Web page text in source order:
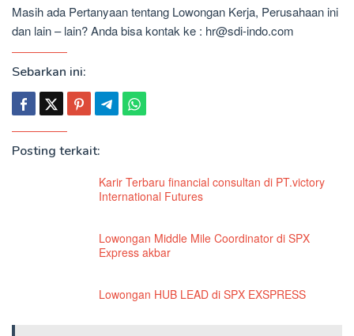
Masih ada Pertanyaan tentang Lowongan Kerja, Perusahaan ini
dan lain – lain? Anda bisa kontak ke : hr@sdi-indo.com
Sebarkan ini:
Posting terkait:
Karir Terbaru financial consultan di PT.victory
International Futures
Lowongan Middle Mile Coordinator di SPX
Express akbar
Lowongan HUB LEAD di SPX EXSPRESS